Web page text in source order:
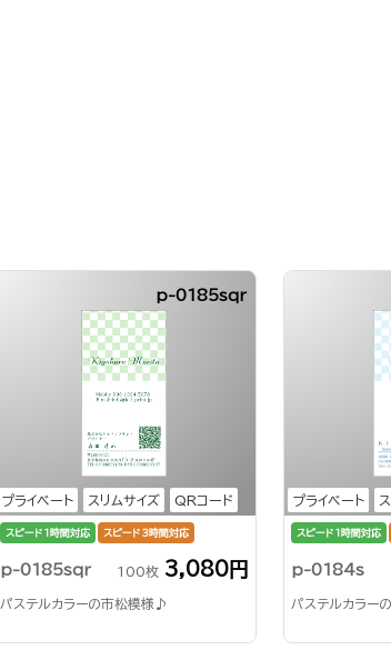
プライベート スリムサイズ QRコード
p-0185sqr
スピード1時間対応 スピード3時間対応
p-0185sqr 100枚 3,080円
パステルカラーの市松模様♪
プライベート
スピード1時間対応
p-0184s
パステルカラー